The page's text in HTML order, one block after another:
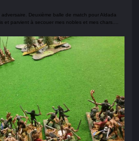
Deuxième balle de match pour Aldada
et parvient à secouer mes nobles et mes chars....